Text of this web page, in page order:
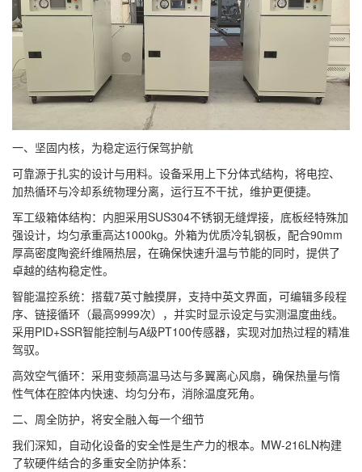
一、坚固内核，为稳定运行保驾护航
可靠源于扎实的设计与用料。设备采用上下分体式结构，将电控、
加热循环与冷却系统物理分离，运行互不干扰，维护更便捷。
军工级箱体结构：内胆采用SUS304不锈钢无缝焊接，底板经特殊加
强设计，均匀承重高达1000kg。外箱为优质冷轧钢板，配合90mm
厚高密度陶瓷纤维隔热层，在确保快速升温与节能的同时，提供了
卓越的结构稳定性。
智能温控系统：搭载7英寸触摸屏，支持中英文界面，可编辑多段程
序、链接循环（最高9999次），并实时显示设定与实测温度曲线。
采用PID+SSR智能控制与A级PT100传感器，实现对加热过程的精准
驾驭。
高效空气循环：采用变频高温马达与多翼离心风扇，确保热量与惰
性气体在腔体内快速、均匀分布，消除温度死角。
二、周全防护，将安全融入每一个细节
我们深知，自动化设备的安全性是生产力的根本。MW-216LN构建
了软硬件结合的多重安全防护体系：